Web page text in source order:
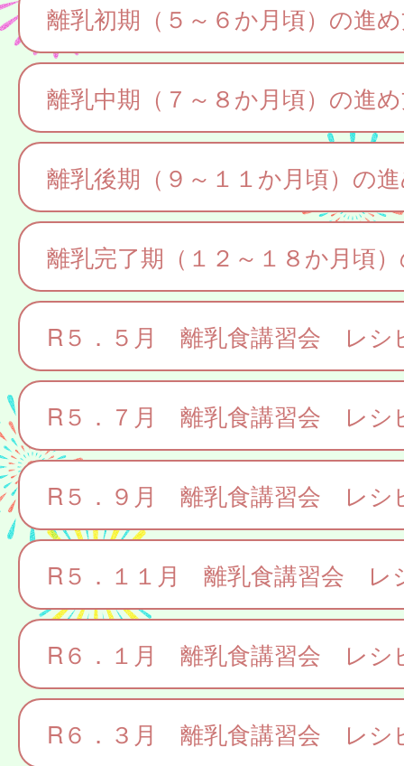
離乳初期（５～６か月頃）の進
離乳中期（７～８か月頃）の進
離乳後期（９～１１か月頃）の
離乳完了期（１２～１８か月頃
R５．５月 離乳食講習会 レシ
R５．７月 離乳食講習会 レシ
R５．９月 離乳食講習会 レシ
R５．１１月 離乳食講習会 レ
R６．１月 離乳食講習会 レシ
R６．３月 離乳食講習会 レシ